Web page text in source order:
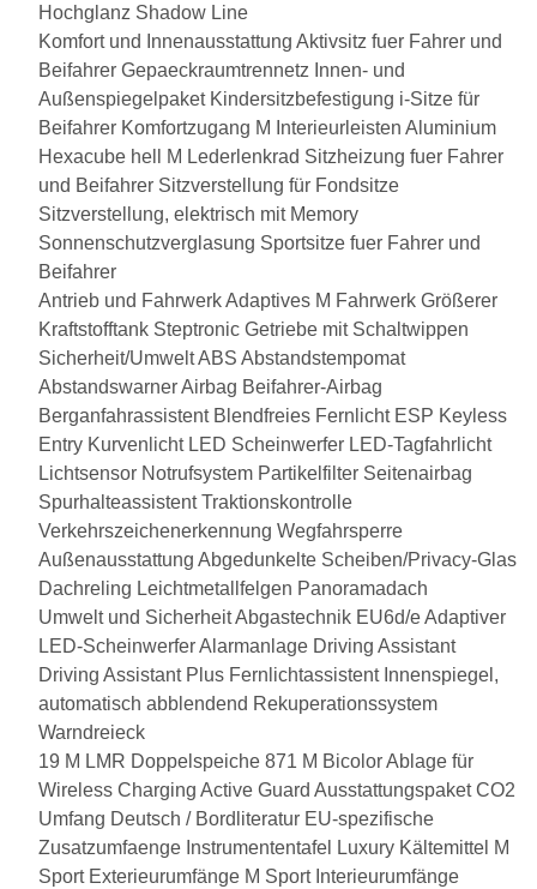
Hochglanz Shadow Line
Komfort und Innenausstattung Aktivsitz fuer Fahrer und
Beifahrer Gepaeckraumtrennetz Innen- und
Außenspiegelpaket Kindersitzbefestigung i-Sitze für
Beifahrer Komfortzugang M Interieurleisten Aluminium
Hexacube hell
M Lederlenkrad Sitzheizung fuer Fahrer
und Beifahrer Sitzverstellung für Fondsitze
Sitzverstellung, elektrisch mit Memory
Sonnenschutzverglasung Sportsitze fuer Fahrer und
Beifahrer
Antrieb und FahrwerkAdaptives M Fahrwerk Größerer
Kraftstofftank Steptronic Getriebe mit Schaltwippen
Sicherheit/UmweltABS Abstandstempomat
AbstandswarnerAirbag Beifahrer-Airbag
Berganfahrassistent Blendfreies Fernlicht ESP Keyless
Entry Kurvenlicht LED Scheinwerfer LED-Tagfahrlicht
Lichtsensor Notrufsystem Partikelfilter Seitenairbag
SpurhalteassistentTraktionskontrolle
Verkehrszeichenerkennung Wegfahrsperre
Außenausstattung Abgedunkelte Scheiben/Privacy-Glas
Dachreling Leichtmetallfelgen Panoramadach
Umwelt und SicherheitAbgastechnik EU6d/eAdaptiver
LED-ScheinwerferAlarmanlage Driving Assistant
Driving Assistant Plus Fernlichtassistent Innenspiegel,
automatisch abblendend Rekuperationssystem
Warndreieck
19 M LMR Doppelspeiche 871 M BicolorAblage für
Wireless Charging Active Guard AusstattungspaketCO2
Umfang Deutsch / Bordliteratur EU-spezifische
Zusatzumfaenge Instrumententafel Luxury Kältemittel M
Sport Exterieurumfänge M Sport Interieurumfänge